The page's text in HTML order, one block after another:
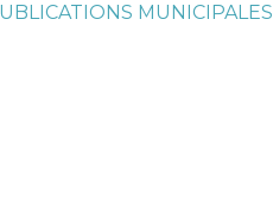
MUNICIPALES